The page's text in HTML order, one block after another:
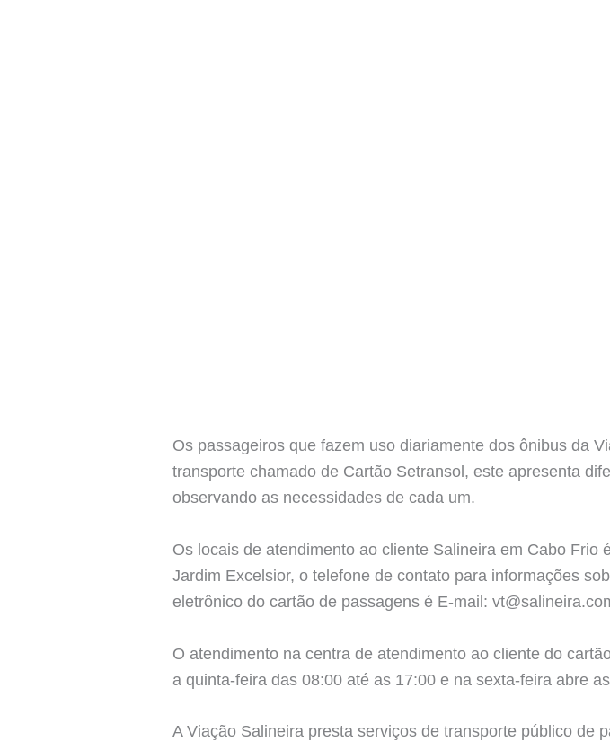
Os passageiros que fazem uso diariamente dos ônibus da
transporte chamado de Cartão Setransol, este apresenta
observando as necessidades de cada um.
Os locais de atendimento ao cliente Salineira em Cabo
Jardim Excelsior, o telefone de contato para informações
eletrônico do cartão de passagens é E-mail:
O atendimento na centra de atendimento ao cliente do
a quinta-feira das 08:00 até as 17:00 e na sexta-feira abre
A Viação Salineira presta serviços de transporte público de